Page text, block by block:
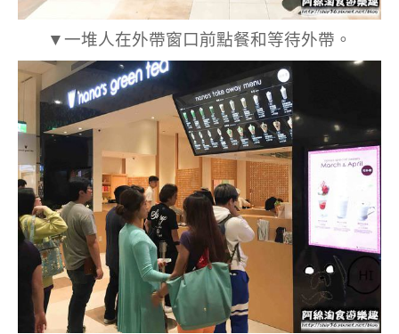
▼一堆人在外帶窗口前點餐和等待外帶。